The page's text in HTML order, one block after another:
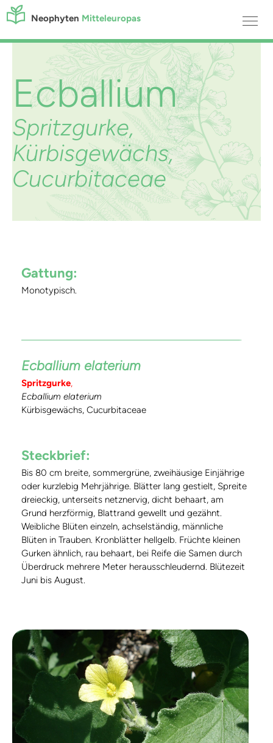
Neophyten Mitteleuropas
Ecballium
Spritzgurke,
Kürbisgewächs,
Cucurbitaceae
Gattung:
Monotypisch.
Ecballium elaterium
Spritzgurke,
Ecballium elaterium
Kürbisgewächs, Cucurbitaceae
Steckbrief:
Bis 80 cm breite, sommergrüne, zweihäusige Einjährige
oder kurzlebig Mehrjährige. Blätter lang gestielt, Spreite
dreieckig, unterseits netznervig, dicht behaart, am
Grund herzförmig, Blattrand gewellt und gezähnt.
Weibliche Blüten einzeln, achselständig, männliche
Blüten in Trauben. Kronblätter hellgelb. Früchte kleinen
Gurken ähnlich, rau behaart, bei Reife die Samen durch
Überdruck mehrere Meter herausschleudernd. Blütezeit
Juni bis August.